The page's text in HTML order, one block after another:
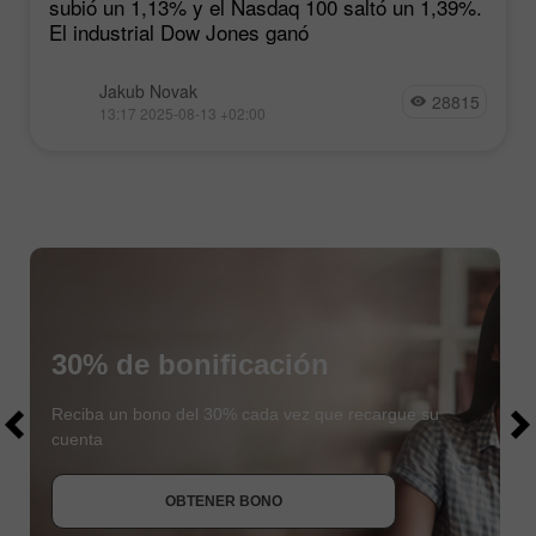
subió un 1,13% y el Nasdaq 100 saltó un 1,39%.
El industrial Dow Jones ganó
Jakub Novak
13:17 2025-08-13 +02:00 28815
$1000
UNIRSE AL CONCURSO
30% de bonificación
Reciba un bono del 30% cada vez que recargue su
cuenta
OBTENER BONO